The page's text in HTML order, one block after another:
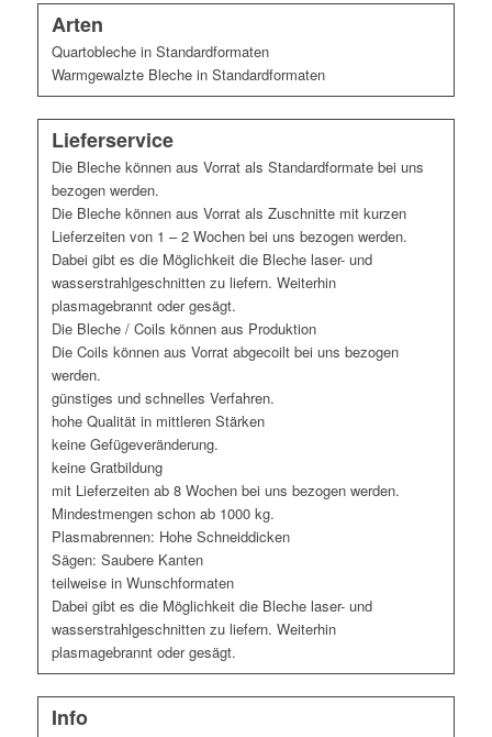
Arten
Quartobleche in Standardformaten
Warmgewalzte Bleche in Standardformaten
Lieferservice
Die Bleche können aus Vorrat als Standardformate bei uns
bezogen werden.
Die Bleche können aus Vorrat als Zuschnitte mit kurzen
Lieferzeiten von 1 – 2 Wochen bei uns bezogen werden.
Dabei gibt es die Möglichkeit die Bleche laser- und
wasserstrahlgeschnitten zu liefern. Weiterhin
plasmagebrannt oder gesägt.
Die Bleche / Coils können aus Produktion
Die Coils können aus Vorrat abgecoilt bei uns bezogen
werden.
günstiges und schnelles Verfahren.
hohe Qualität in mittleren Stärken
keine Gefügeveränderung.
keine Gratbildung
mit Lieferzeiten ab 8 Wochen bei uns bezogen werden.
Mindestmengen schon ab 1000 kg.
Plasmabrennen: Hohe Schneiddicken
Sägen: Saubere Kanten
teilweise in Wunschformaten
Dabei gibt es die Möglichkeit die Bleche laser- und
wasserstrahlgeschnitten zu liefern. Weiterhin
plasmagebrannt oder gesägt.
Info